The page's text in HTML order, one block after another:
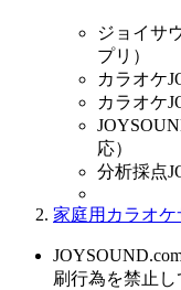
ジョイサ
プリ）
カラオケ
カラオケ
応）
分析採点
家庭用カラオ
刷行為を禁止し